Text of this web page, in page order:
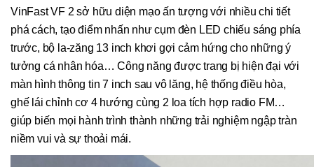
VinFast VF 2 sở hữu diện mạo ấn tượng với nhiều chi tiết
phá cách, tạo điểm nhấn như cụm đèn LED chiếu sáng phía
trước, bộ la-zăng 13 inch khơi gợi cảm hứng cho những ý
tưởng cá nhân hóa… Công năng được trang bị hiện đại với
màn hình thông tin 7 inch sau vô lăng, hệ thống điều hòa,
ghế lái chỉnh cơ 4 hướng cùng 2 loa tích hợp radio FM…
giúp biến mọi hành trình thành những trải nghiệm ngập tràn
niềm vui và sự thoải mái.